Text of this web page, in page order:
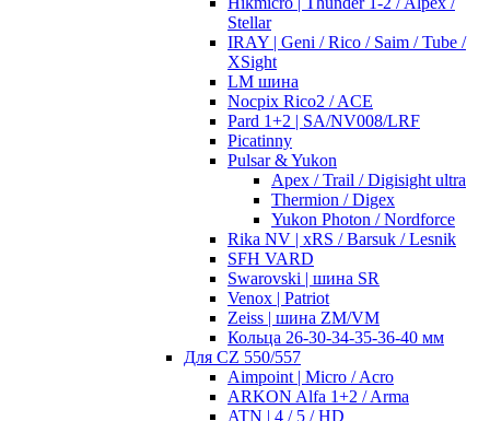
Stellar
IRAY | Geni / Rico / Saim / Tube /
XSight
LM шина
Nocpix Rico2 / ACE
Pard 1+2 | SA/NV008/LRF
Picatinny
Pulsar & Yukon
Apex / Trail / Digisight ultra
Thermion / Digex
Yukon Photon / Nordforce
Rika NV | xRS / Barsuk / Lesnik
SFH VARD
Swarovski | шина SR
Venox | Patriot
Zeiss | шина ZM/VM
Кольца 26-30-34-35-36-40 мм
Для CZ 550/557
Aimpoint | Micro / Acro
ARKON Alfa 1+2 / Arma
ATN | 4 / 5 / HD